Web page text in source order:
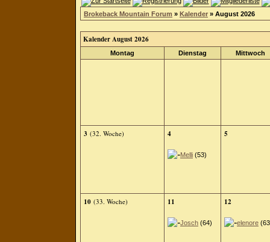
Brokeback Mountain Forum » Kalender » August 2026
Kalender August 2026
Montag Dienstag Mittwoch
3 (32. Woche) 4
Melli (53)
5
10 (33. Woche) 11
Josch (64)
12
elenore